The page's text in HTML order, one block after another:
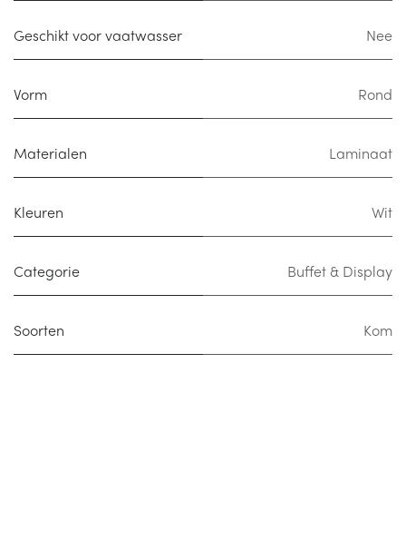
Geschikt voor vaatwasser Nee
Vorm Rond
Materialen Laminaat
Kleuren Wit
Categorie Buffet & Display
Soorten Kom